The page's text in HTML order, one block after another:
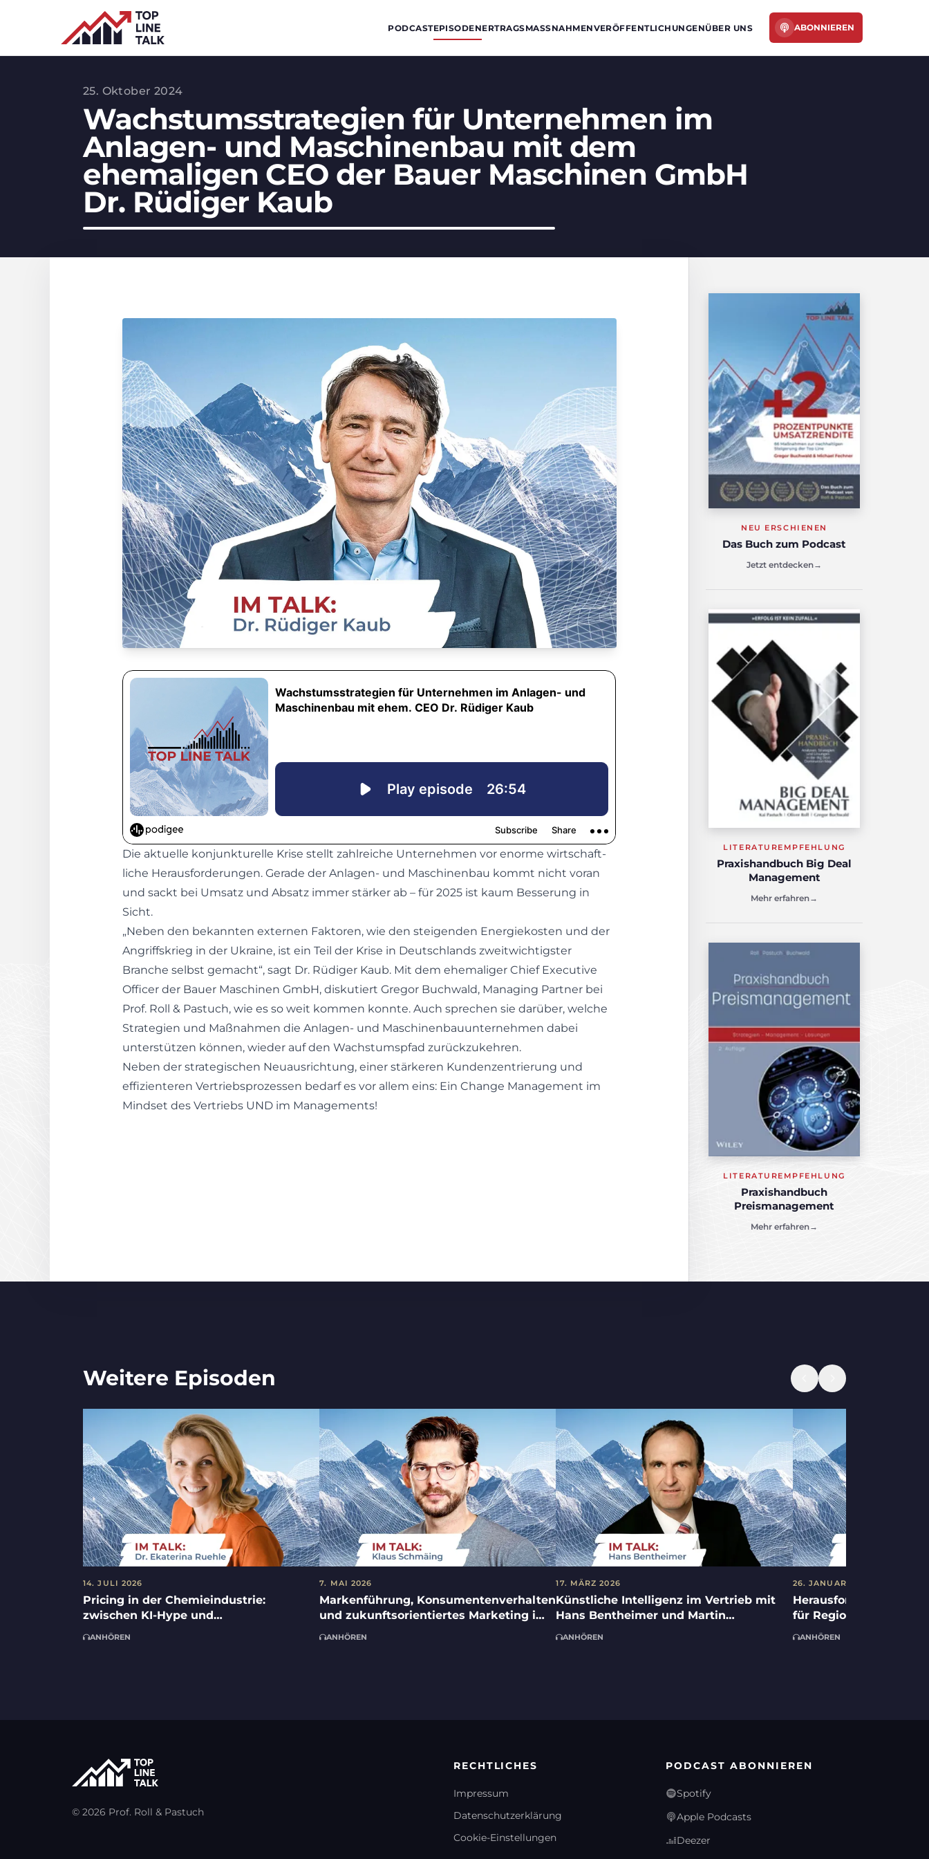
PODCASTEPISODENERTRAGSMASSNAHMEN VERÖFFENTLICHUNGENÜBER UNS ABONNIEREN
25. Oktober 2024
Wachstumsstrategien für Unternehmen im
Anlagen- und Maschinenbau mit dem
ehemaligen CEO der Bauer Maschinen GmbH
Dr. Rüdiger Kaub
Die aktuelle konjunkturelle Krise stellt zahl­reiche Unternehmen vor enorme wirtschaft­
liche Herausforderungen. Gerade der Anlagen- und Maschinenbau kommt nicht voran
und sackt bei Umsatz und Absatz immer stärker ab – für 2025 ist kaum Besserung in
Sicht.
„Neben den bekannten externen Faktoren, wie den steigenden Energiekosten und der
Angriffskrieg in der Ukraine, ist ein Teil der Krise in Deutschlands zweitwichtigster
Branche selbst gemacht“, sagt Dr. Rüdiger Kaub. Mit dem ehemaliger Chief Executive
Officer der Bauer Maschinen GmbH, diskutiert Gregor Buchwald, Managing Partner bei
Prof. Roll & Pastuch, wie es so weit kommen konnte. Auch sprechen sie darüber, welche
Strategien und Maßnahmen die Anlagen- und Maschinenbauunternehmen dabei
unterstützen können, wieder auf den Wachstumspfad zurückzukehren.
Neben der strategischen Neuausrichtung, einer stärkeren Kundenzentrierung und
effizienteren Vertriebsprozessen bedarf es vor allem eins: Ein Change Management im
Mindset des Vertriebs UND im Managements!
NEU ERSCHIENEN
Das Buch zum Podcast
Jetzt entdecken→
LITERATUREMPFEHLUNG
Praxishandbuch Big Deal
Management
Mehr erfahren→
LITERATUREMPFEHLUNG
Praxishandbuch
Preismanagement
Mehr erfahren→
Weitere Episoden
14. JULI 2026
Pricing in der Chemieindustrie:
zwischen KI-Hype und
Umsetzungsrealität mit Dr. Ekaterina
ANHÖREN
7. MAI 2026
Markenführung, Konsumentenverhalten
und zukunftsorientiertes Marketing im
Konsumgüterbereich mit Klaus
ANHÖREN
17. MÄRZ 2026
Künstliche Intelligenz im Vertrieb mit
Hans Bentheimer und Martin
Steinmeyer
ANHÖREN
26. JANUAR 2026
Herausforderungen
für Regionalbanken
Walther und Dr.
ANHÖREN
© 2026 Prof. Roll & Pastuch
RECHTLICHES
Impressum
Datenschutzerklärung
Cookie-Einstellungen
PODCAST ABONNIEREN
Spotify
Apple Podcasts
Deezer